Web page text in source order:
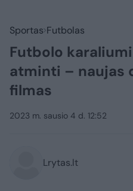
Sportas Futbolas
Futbolo
atminti – naujas
filmas
2023 m. sausio 4 d. 12:52
Lrytas.lt